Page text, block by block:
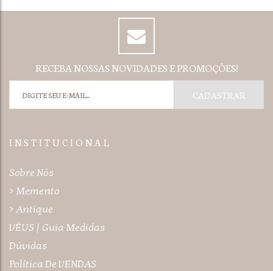
RECEBA NOSSAS NOVIDADES E PROMOÇÕES!
I N S T I T U C I O N A L
Sobre Nós
> Memento
> Antique
VÉUS | Guia Medidas
Dúvidas
Política De VENDAS